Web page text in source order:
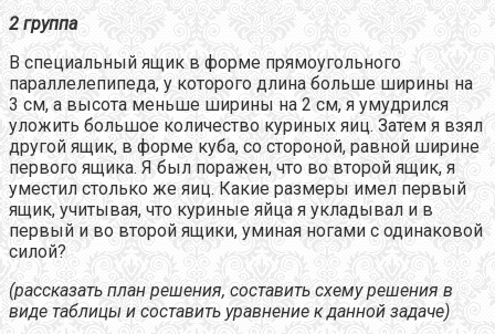
2 группа
В специальный ящик в форме прямоугольного
параллелепипеда, у которого длина больше ширины на
3 см, а высота меньше ширины на 2 см, я умудрился
уложить большое количество куриных яиц. Затем я взял
другой ящик, в форме куба, со стороной, равной ширине
первого ящика. Я был поражен, что во второй ящик, я
уместил столько же яиц. Какие размеры имел первый
ящик, учитывая, что куриные яйца я укладывал и в
первый и во второй ящики, уминая ногами с одинаковой
силой?
(рассказать план решения, составить схему решения в
виде таблицы и составить уравнение к данной задаче)